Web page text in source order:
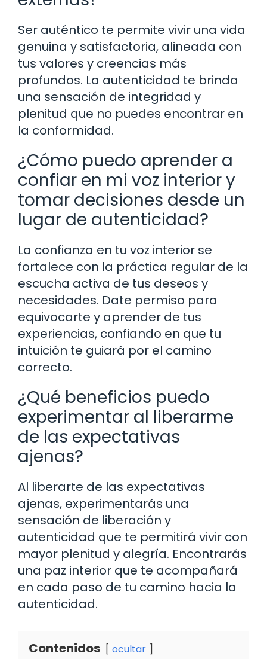
Ser auténtico te permite vivir una vida
genuina y satisfactoria, alineada con
tus valores y creencias más
profundos. La autenticidad te brinda
una sensación de integridad y
plenitud que no puedes encontrar en
la conformidad.
¿Cómo puedo aprender a
confiar en mi voz interior y
tomar decisiones desde un
lugar de autenticidad?
La confianza en tu voz interior se
fortalece con la práctica regular de la
escucha activa de tus deseos y
necesidades. Date permiso para
equivocarte y aprender de tus
experiencias, confiando en que tu
intuición te guiará por el camino
correcto.
¿Qué beneficios puedo
experimentar al liberarme
de las expectativas
ajenas?
Al liberarte de las expectativas
ajenas, experimentarás una
sensación de liberación y
autenticidad que te permitirá vivir con
mayor plenitud y alegría. Encontrarás
una paz interior que te acompañará
en cada paso de tu camino hacia la
autenticidad.
Contenidos ocultar